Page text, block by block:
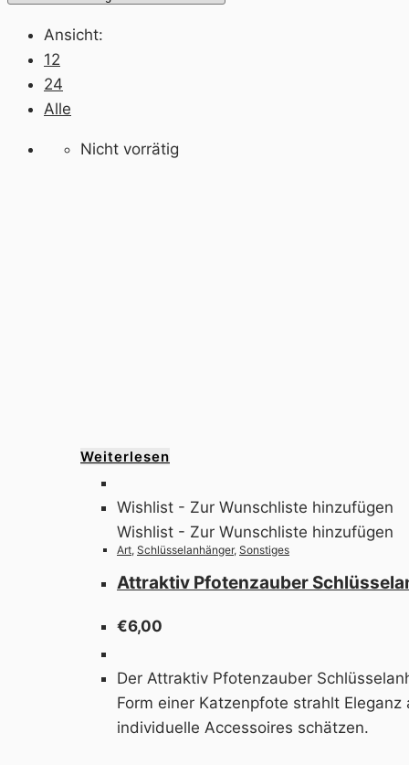
Ansicht:
12
24
Alle
Nicht vorrätig
Weiterlesen
Wishlist - Zur Wunschliste hinzufügen
Wishlist - Zur Wunschliste hinzufügen
Art, Schlüsselanhänger, Sonstiges
Attraktiv Pfotenzauber
€6,00
Der Attraktiv Pfotenzauber
Form einer Katzenpfote strahlt
individuelle Accessoires schätzen.